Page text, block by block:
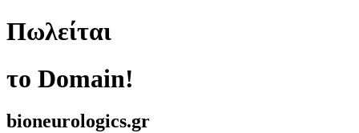
Πωλείται
το Domain!
bioneurologics.gr